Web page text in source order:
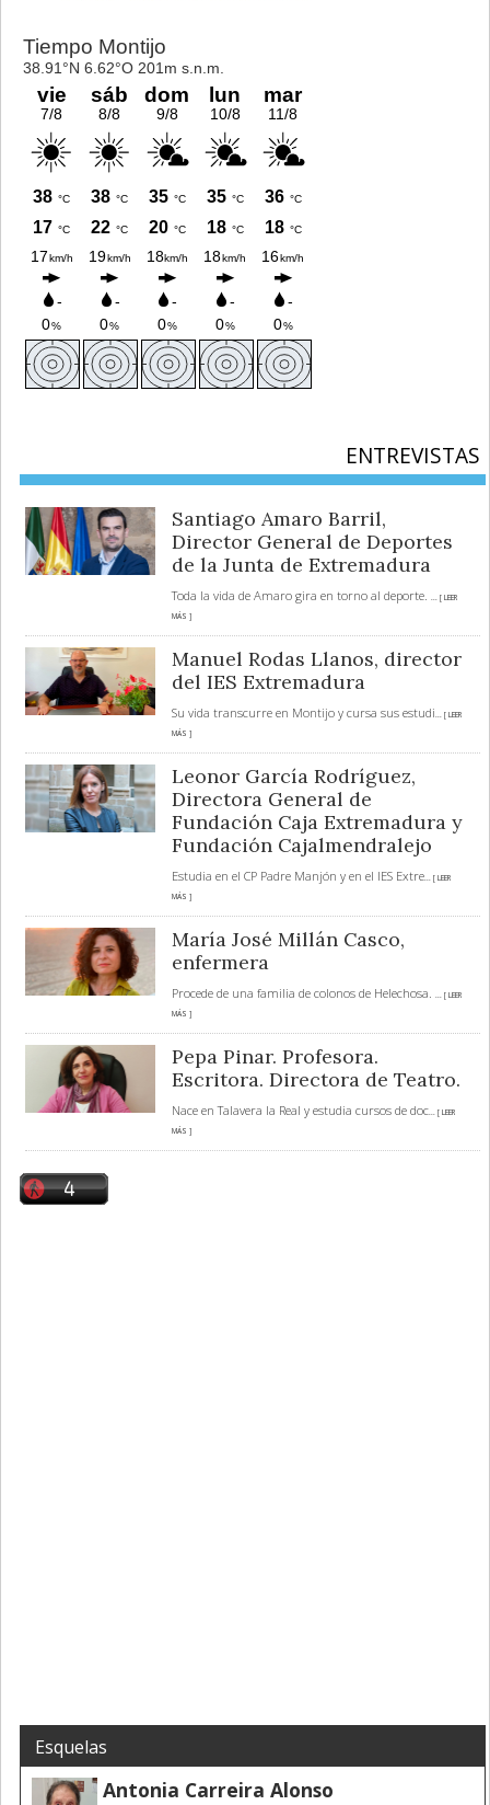
ENTREVISTAS
Santiago Amaro Barril,
Director General de Deportes
de la Junta de Extremadura
Toda la vida de Amaro gira en torno al deporte. ... [ LEER
MÁS ]
Manuel Rodas Llanos, director
del IES Extremadura
Su vida transcurre en Montijo y cursa sus estudi... [ LEER
MÁS ]
Leonor García Rodríguez,
Directora General de
Fundación Caja Extremadura y
Fundación Cajalmendralejo
Estudia en el CP Padre Manjón y en el IES Extre... [ LEER
MÁS ]
María José Millán Casco,
enfermera
Procede de una familia de colonos de Helechosa. ... [ LEER
MÁS ]
Pepa Pinar. Profesora.
Escritora. Directora de Teatro.
Nace en Talavera la Real y estudia cursos de doc... [ LEER
MÁS ]
Esquelas
Antonia Carreira Alonso